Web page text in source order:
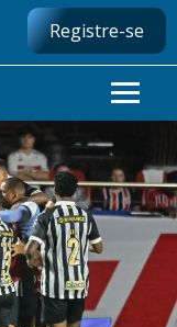
Registre-se